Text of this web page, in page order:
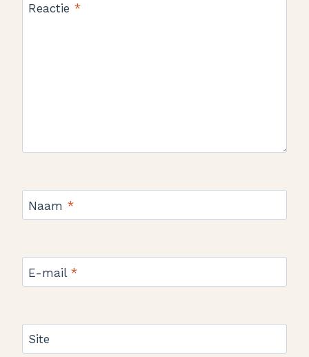
Reactie *
Naam *
E-mail *
Site